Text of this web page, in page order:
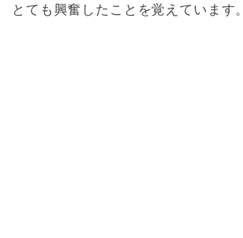
とても興奮したことを覚えています。